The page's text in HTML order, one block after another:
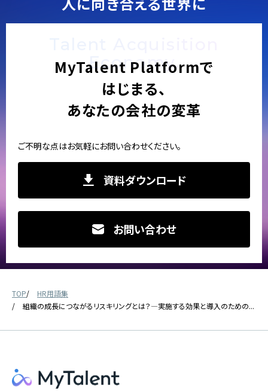
Economy.
MyTalent Platformで
はじまる、
あなたの会社の変革
ご不明な点はお気軽にお問い合わせください。
資料ダウンロード
お問い合わせ
TOP
HR用語集
組織の成長につながるリスキリングとは？―実施する効果と導入のための...